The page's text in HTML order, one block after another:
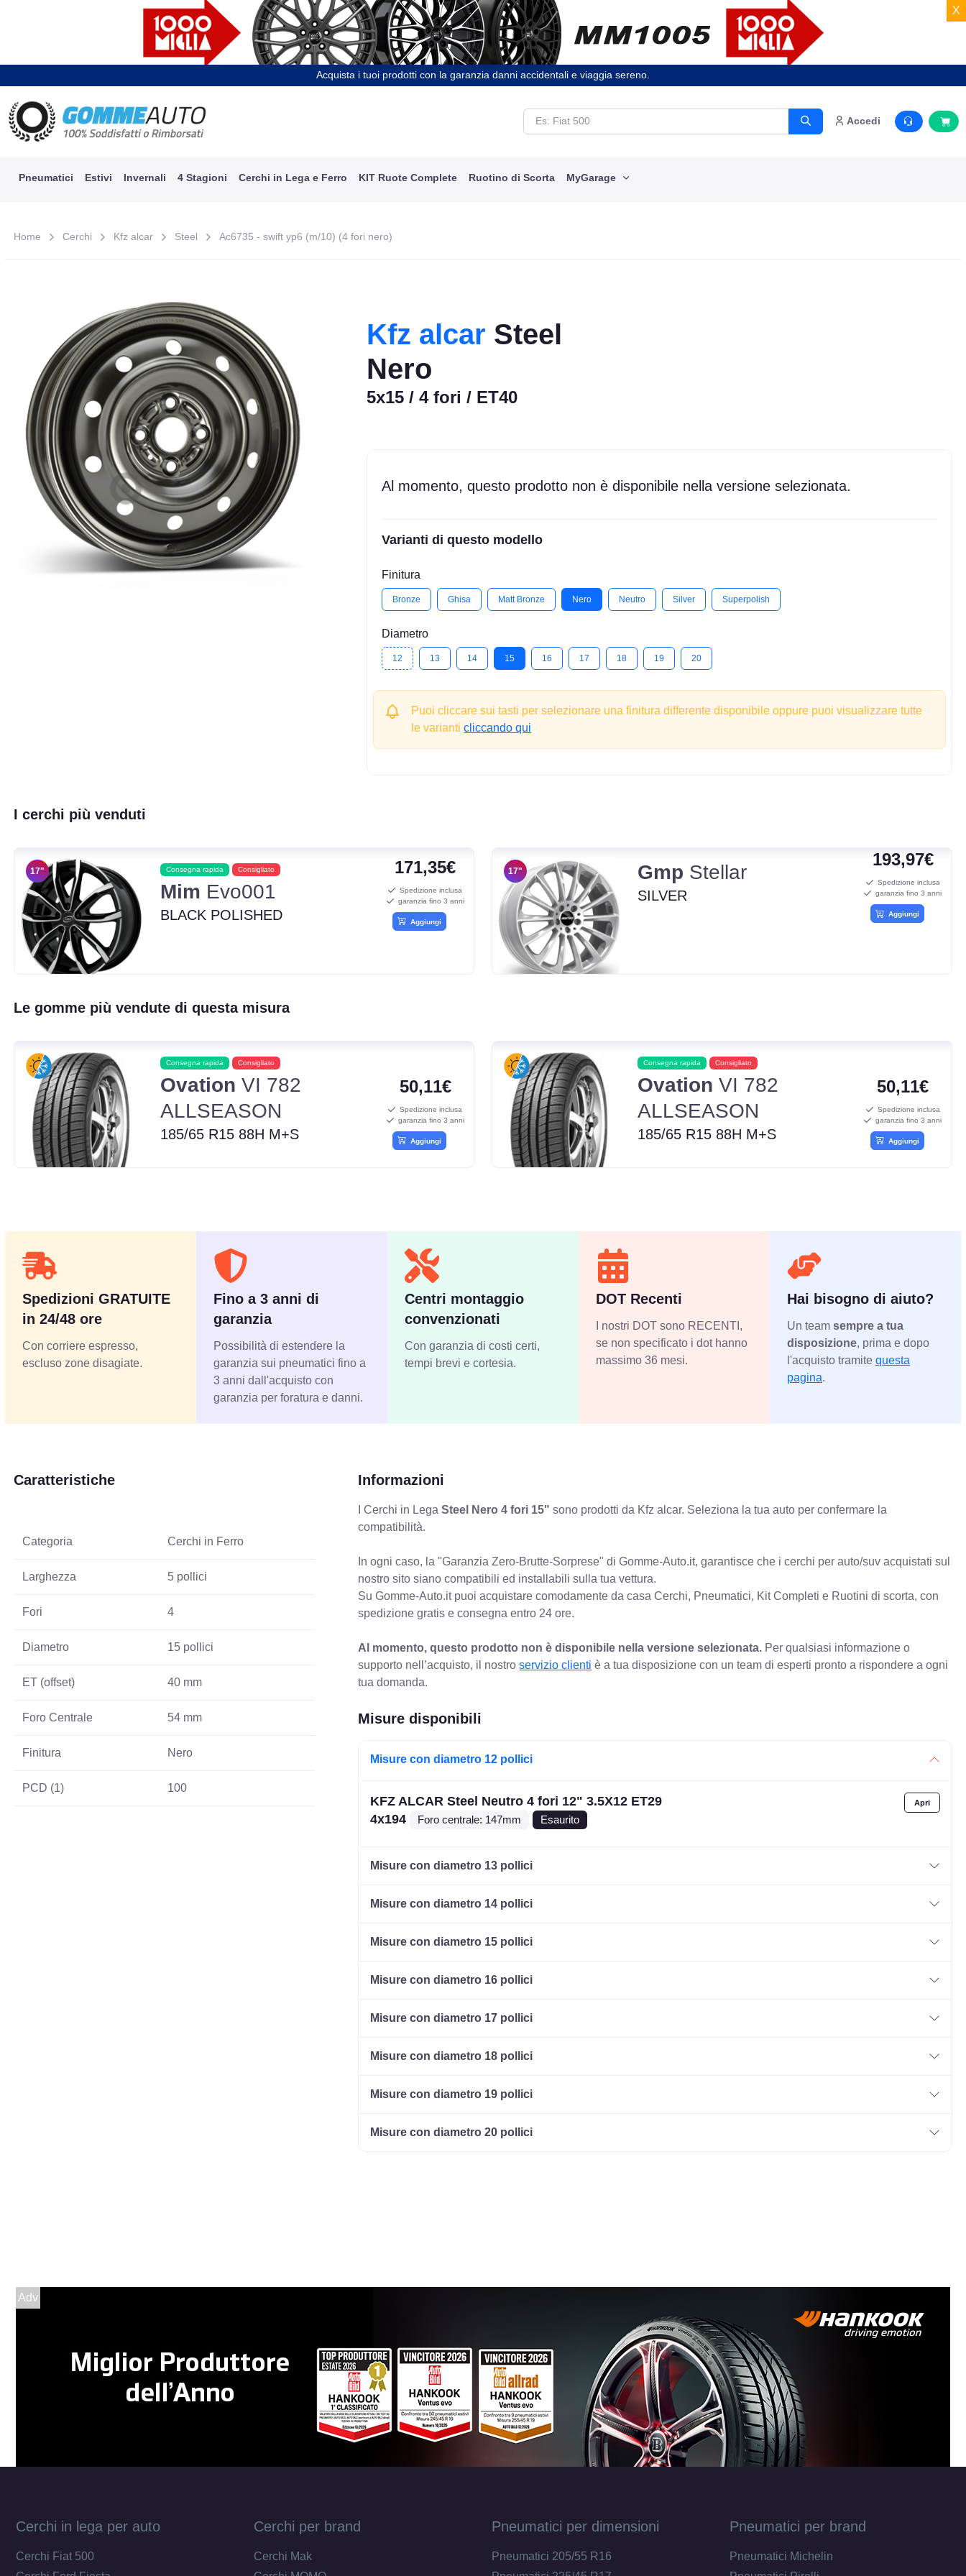
X
Acquista i tuoi prodotti con la garanzia danni accidentali e viaggia sereno.
Accedi
Pneumatici Estivi Invernali 4 Stagioni Cerchi in Lega e Ferro KIT Ruote Complete Ruotino di Scorta MyGarage
Home Cerchi Kfz alcar Steel Ac6735 - swift yp6 (m/10) (4 fori nero)
Kfz alcar Steel
Nero
5x15 / 4 fori / ET40
Al momento, questo prodotto non è disponibile nella versione selezionata.
Varianti di questo modello
Finitura
Bronze Ghisa Matt Bronze Nero Neutro Silver Superpolish
Diametro
12 13 14 15 16 17 18 19 20
Puoi cliccare sui tasti per selezionare una finitura differente disponibile oppure puoi visualizzare tutte
le varianticliccando qui
I cerchi più venduti
17" Consegna rapida Consigliato
Mim Evo001
BLACK POLISHED
171,35€
Spedizione inclusa
garanzia fino 3 anni
Aggiungi
17" Gmp Stellar
SILVER
193,97€
Spedizione inclusa
garanzia fino 3 anni
Aggiungi
Le gomme più vendute di questa misura
Consegna rapida Consigliato
Ovation VI 782
ALLSEASON
185/65 R15 88H M+S
50,11€
Spedizione inclusa
garanzia fino 3 anni
Aggiungi
Consegna rapida Consigliato
Ovation VI 782
ALLSEASON
185/65 R15 88H M+S
50,11€
Spedizione inclusa
garanzia fino 3 anni
Aggiungi
Spedizioni GRATUITE
in 24/48 ore
Con corriere espresso,
escluso zone disagiate.
Fino a 3 anni di
garanzia
Possibilità di estendere la
garanzia sui pneumatici fino a
3 anni dall'acquisto con
garanzia per foratura e danni.
Centri montaggio
convenzionati
Con garanzia di costi certi,
tempi brevi e cortesia.
DOT Recenti
I nostri DOT sono RECENTI,
se non specificato i dot hanno
massimo 36 mesi.
Hai bisogno di aiuto?
Un team sempre a tua
disposizione, prima e dopo
l'acquisto tramite questa
pagina.
Caratteristiche
Categoria Cerchi in Ferro
Larghezza 5 pollici
Fori 4
Diametro 15 pollici
ET (offset) 40 mm
Foro Centrale 54 mm
Finitura Nero
PCD (1) 100
Informazioni
I Cerchi in LegaSteel Nero 4 fori 15" sono prodotti da Kfz alcar. Seleziona la tua auto per confermare la
compatibilità.
In ogni caso, la "Garanzia Zero-Brutte-Sorprese" di Gomme-Auto.it, garantisce che i cerchi per auto/suv acquistati sul
nostro sito siano compatibili ed installabili sulla tua vettura.
Su Gomme-Auto.it puoi acquistare comodamente da casa Cerchi, Pneumatici, Kit Completi e Ruotini di scorta, con
spedizione gratis e consegna entro 24 ore.
Al momento, questo prodotto non è disponibile nella versione selezionata. Per qualsiasi informazione o
supporto nell’acquisto, il nostroservizio clienti è a tua disposizione con un team di esperti pronto a rispondere a ogni
tua domanda.
Misure disponibili
Misure con diametro 12 pollici
KFZ ALCAR Steel Neutro 4 fori 12" 3.5X12 ET29
4x194
Foro centrale: 147mm Esaurito
Misure con diametro 13 pollici
Misure con diametro 14 pollici
Misure con diametro 15 pollici
Misure con diametro 16 pollici
Misure con diametro 17 pollici
Misure con diametro 18 pollici
Misure con diametro 19 pollici
Misure con diametro 20 pollici
Adv
Cerchi in lega per auto
Cerchi Fiat 500
Cerchi per brand
Cerchi Mak
Pneumatici per dimensioni
Pneumatici 205/55 R16
Pneumatici per brand
Pneumatici Michelin